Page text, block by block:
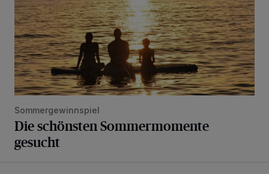
Sommergewinnspiel
Die schönsten Sommermomente
gesucht